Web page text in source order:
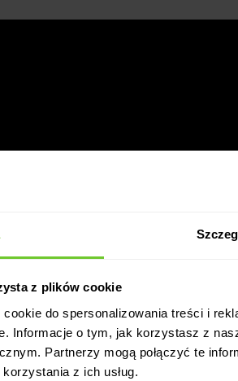
z plików cookie
do spersonalizowania treści i
Informacje o tym, jak korzystasz z
Partnerzy mogą połączyć te
z ich usług.